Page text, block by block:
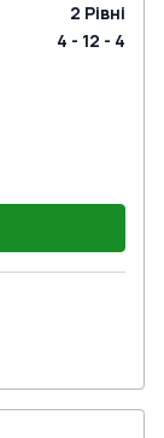
2 Рівні
4 - 12 - 4